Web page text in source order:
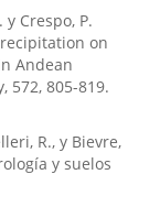
y Crespo, P.
on
Andean
572, 805-819.
R., y Bievre,
y suelos